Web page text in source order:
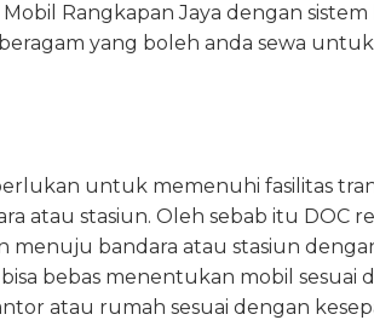
Rangkapan Jaya dengan
yang boleh anda sewa
untuk memenuhi fasilitas
atau stasiun. Oleh sebab itu DOC
bandara atau stasiun
bebas menentukan mobil sesuai
atau rumah sesuai dengan